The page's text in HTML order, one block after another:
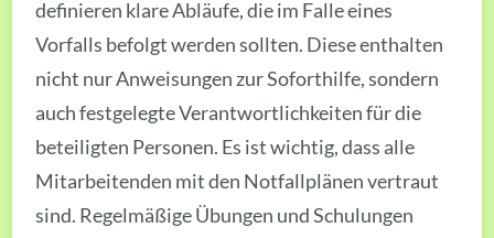
definieren klare Abläufe, die im Falle eines
Vorfalls befolgt werden sollten. Diese enthalten
nicht nur Anweisungen zur Soforthilfe, sondern
auch festgelegte Verantwortlichkeiten für die
beteiligten Personen. Es ist wichtig, dass alle
Mitarbeitenden mit den Notfallplänen vertraut
sind. Regelmäßige Übungen und Schulungen